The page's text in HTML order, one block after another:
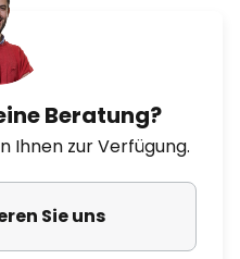
Beratung?
Ihnen zur Verfügung.
Sie uns